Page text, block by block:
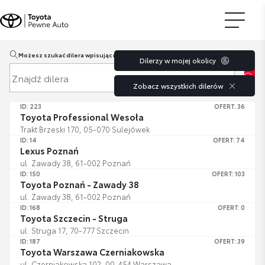
Możesz szukać dilera wpisując miasto lub kod pocztowy.
ID: 223 OFERT: 36
Toyota Professional Wesoła
Trakt Brzeski 170, 05-070 Sulejówek
ID: 14 OFERT: 74
Lexus Poznań
ul. Zawady 38, 61-002 Poznań
ID: 150 OFERT: 103
Toyota Poznań - Zawady 38
ul. Zawady 38, 61-002 Poznań
ID: 168 OFERT: 0
Toyota Szczecin - Struga
ul. Struga 17, 70-777 Szczecin
ID: 187 OFERT: 39
Toyota Warszawa Czerniakowska
Dilerzy w mojej okolicy
Zobacz wszystkich dilerów